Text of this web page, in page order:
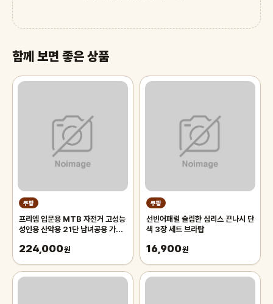
함께 보면 좋은 상품
쿠팡
프리엠 입문용 MTB 자전거 고성능
성인용 산악용 21단 남녀공용 가성
175cm, 그레이 오렌지/21단/26
224,000원
쿠팡
선빈어패럴 슬림한 심리스 끈나시 단
색 3장 세트 브라탑
16,900원